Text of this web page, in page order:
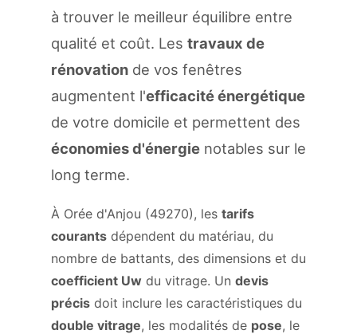
à trouver le meilleur équilibre entre
qualité et coût. Les travaux de
rénovation de vos fenêtres
augmentent l'efficacité énergétique
de votre domicile et permettent des
économies d'énergie notables sur le
long terme.
À Orée d'Anjou (49270), les tarifs
courants dépendent du matériau, du
nombre de battants, des dimensions et du
coefficient Uw du vitrage. Un devis
précis doit inclure les caractéristiques du
double vitrage, les modalités de pose, le